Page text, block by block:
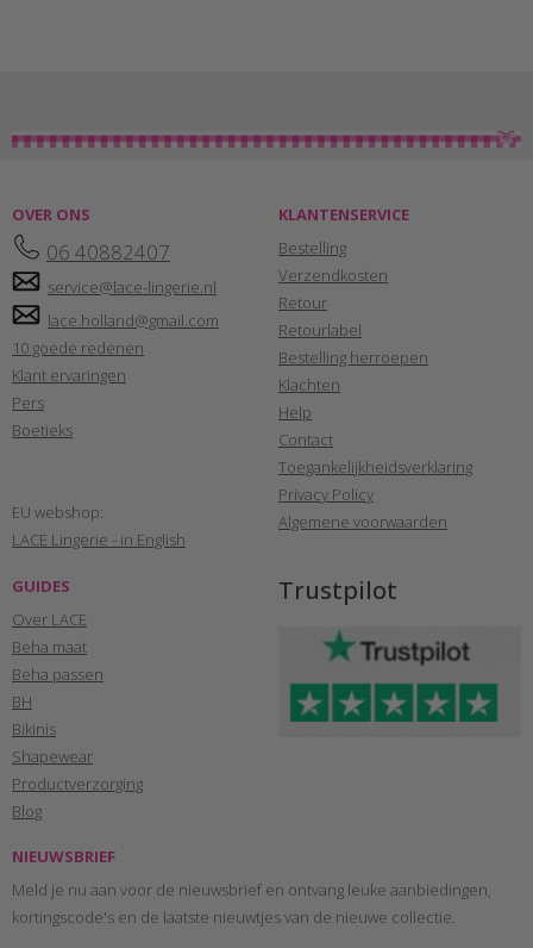
OVER ONS
06 40882407
service@lace-lingerie.nl
lace.holland@gmail.com
10 goede redenen
Klant ervaringen
Pers
Boetieks
EU webshop:
LACE Lingerie - in English
KLANTENSERVICE
Bestelling
Verzendkosten
Retour
Retourlabel
Bestelling herroepen
Klachten
Help
Contact
Toegankelijkheidsverklaring
Privacy Policy
Algemene voorwaarden
GUIDES
Over LACE
Beha maat
Beha passen
BH
Bikinis
Shapewear
Productverzorging
Blog
Trustpilot
NIEUWSBRIEF
Meld je nu aan voor de nieuwsbrief en ontvang leuke aanbiedingen,
kortingscode's en de laatste nieuwtjes van de nieuwe collectie.